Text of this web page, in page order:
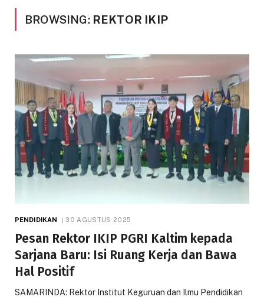
BROWSING: REKTOR IKIP
PENDIDIKAN 30 AGUSTUS 2025
Pesan Rektor IKIP PGRI Kaltim kepada
Sarjana Baru: Isi Ruang Kerja dan Bawa
Hal Positif
SAMARINDA: Rektor Institut Keguruan dan Ilmu Pendidikan